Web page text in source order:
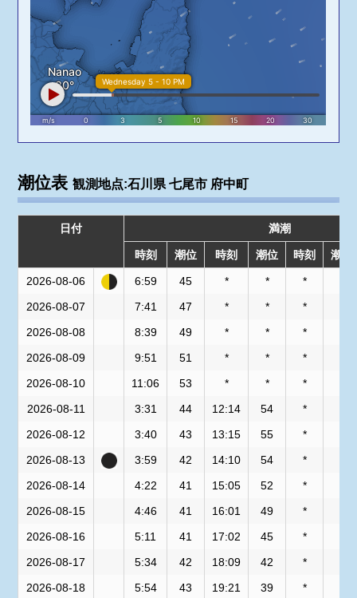
潮位表観測地点:石川県 七尾市 府中町
日付 満潮
時刻 潮位 時刻 潮位 時刻 潮位
2026-08-06 6:59 45 * * *
2026-08-07
7:41 47 * * *
2026-08-08
8:39 49 * * *
2026-08-09
9:51 51 * * *
2026-08-10
11:06 53 * * *
2026-08-11
3:31 44 12:14 54 *
2026-08-12
3:40 43 13:15 55 *
2026-08-13
3:59 42 14:10 54 *
2026-08-14
4:22 41 15:05 52 *
2026-08-15
4:46 41 16:01 49 *
2026-08-16
5:11 41 17:02 45 *
2026-08-17
5:34 42 18:09 42 *
2026-08-18
5:54 43 19:21 39 *